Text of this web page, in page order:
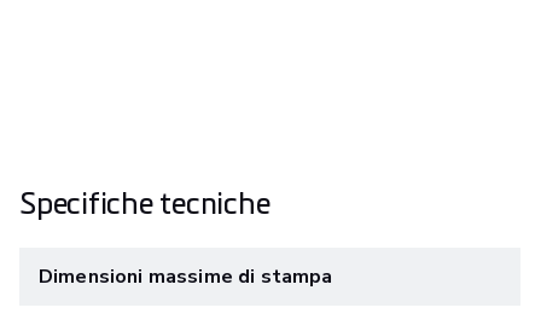
Specifiche tecniche
Dimensioni massime di stampa